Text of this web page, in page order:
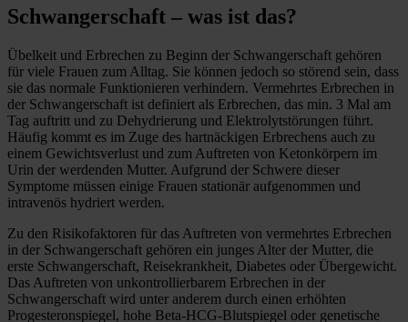
Schwangerschaft – was ist das?
Übelkeit und Erbrechen zu Beginn der Schwangerschaft gehören
für viele Frauen zum Alltag. Sie können jedoch so störend sein, dass
sie das normale Funktionieren verhindern. Vermehrtes Erbrechen in
der Schwangerschaft ist definiert als Erbrechen, das min. 3 Mal am
Tag auftritt und zu Dehydrierung und Elektrolytstörungen führt.
Häufig kommt es im Zuge des hartnäckigen Erbrechens auch zu
einem Gewichtsverlust und zum Auftreten von Ketonkörpern im
Urin der werdenden Mutter. Aufgrund der Schwere dieser
Symptome müssen einige Frauen stationär aufgenommen und
intravenös hydriert werden.
Zu den Risikofaktoren für das Auftreten von vermehrtes Erbrechen
in der Schwangerschaft gehören ein junges Alter der Mutter, die
erste Schwangerschaft, Reisekrankheit, Diabetes oder Übergewicht.
Das Auftreten von unkontrollierbarem Erbrechen in der
Schwangerschaft wird unter anderem durch einen erhöhten
Progesteronspiegel, hohe Beta-HCG-Blutspiegel oder genetische